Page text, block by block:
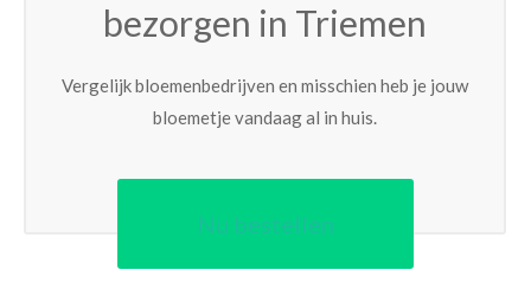
bezorgen in Triemen
Vergelijk bloemenbedrijven en misschien heb je jouw
bloemetje vandaag al in huis.
Nu bestellen